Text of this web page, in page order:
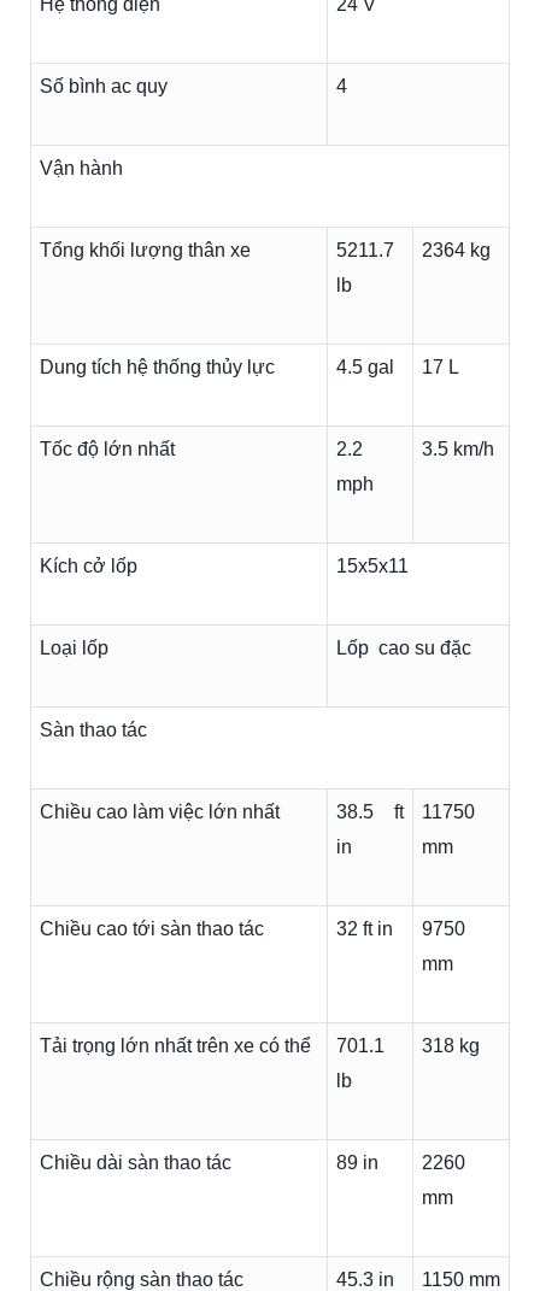
Số bình ac quy 4
Vận hành
Tổng khối lượng thân xe
5211.7
lb
2364 kg
Dung tích hệ thống thủy lực 4.5 gal 17 L
Tốc độ lớn nhất
2.2
mph
3.5 km/h
Kích cở lốp 15x5x11
Loại lốp Lốp cao su đặc
Sàn thao tác
Chiều cao làm việc lớn nhất
38.5 ft
in
11750
mm
Chiều cao tới sàn thao tác 32 ft in
9750
mm
Tải trọng lớn nhất trên xe có thể
701.1
lb
318 kg
Chiều dài sàn thao tác 89 in
2260
mm
Chiều rộng sàn thao tác 45.3 in 1150 mm